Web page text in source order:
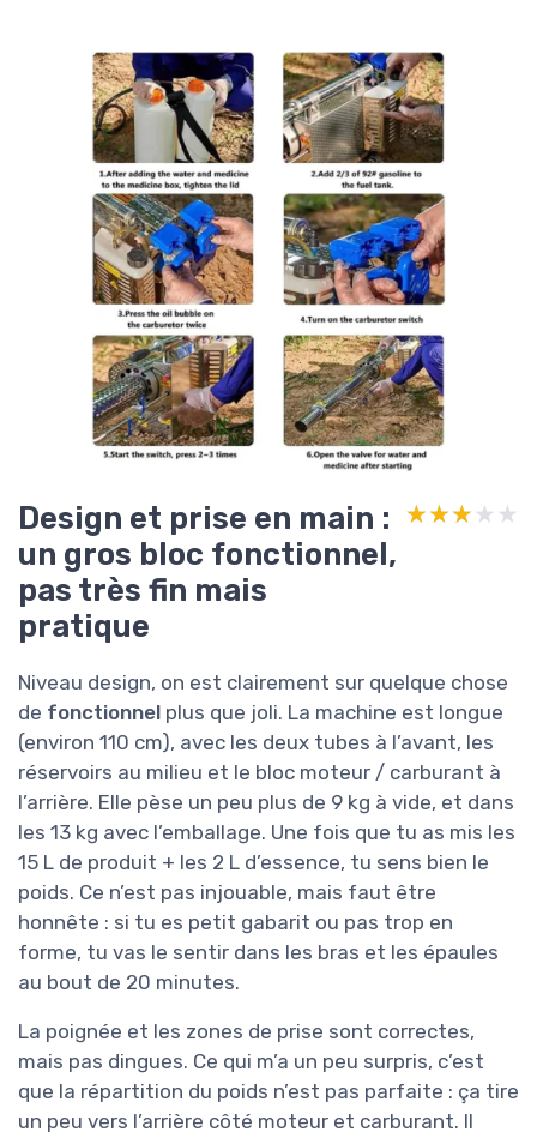
Design et prise en main :
un gros bloc fonctionnel,
pas très fin mais
pratique
★★★★★
★★★★★
Niveau design, on est clairement sur quelque chose
de fonctionnel plus que joli. La machine est longue
(environ 110 cm), avec les deux tubes à l’avant, les
réservoirs au milieu et le bloc moteur / carburant à
l’arrière. Elle pèse un peu plus de 9 kg à vide, et dans
les 13 kg avec l’emballage. Une fois que tu as mis les
15 L de produit + les 2 L d’essence, tu sens bien le
poids. Ce n’est pas injouable, mais faut être
honnête : si tu es petit gabarit ou pas trop en
forme, tu vas le sentir dans les bras et les épaules
au bout de 20 minutes.
La poignée et les zones de prise sont correctes,
mais pas dingues. Ce qui m’a un peu surpris, c’est
que la répartition du poids n’est pas parfaite : ça tire
un peu vers l’arrière côté moteur et carburant. Il